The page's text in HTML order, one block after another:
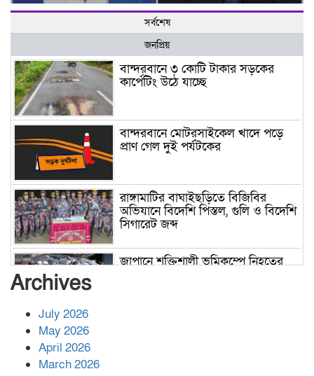
সর্বশেষ
জনপ্রিয়
বান্দরবানে ৩ কোটি টাকার সড়কের
কার্পেটিং উঠে যাচ্ছে
বান্দরবানে মোটরসাইকেল খাদে পড়ে
প্রাণ গেল দুই পর্যটকের
রাঙ্গামাটির বাঘাইছড়িতে বিজিবির
অভিযানে বিদেশি পিস্তল, গুলি ও বিদেশি
সিগারেট জব্দ
জাপানে শক্তিশালী ভূমিকম্পে নিহতের
Archives
July 2026
May 2026
April 2026
March 2026